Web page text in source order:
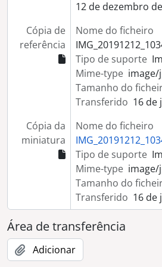
[Coleção] Colecção
[Coleção] Colecção
[Coleção] Colecção Lopes
[Coleção] Colecção
[Coleção] Colecção José
[Coleção] Colecção Luís
[Coleção] Colecção
[Coleção] Colecção
[Coleção] Colecção
[Coleção] Colecção Elsa
[Coleção] Colecção
[Coleção] Colecção
12 de dezembro
Cópia de
referência
Nome do ficheiro
Tipo de suporte
Mime-type image/
Tamanho do
Transferido 16 de
Cópia da
miniatura
Nome do ficheiro
Tipo de suporte
Mime-type image/
Tamanho do
Transferido 16 de
Área de transferência
Adicionar